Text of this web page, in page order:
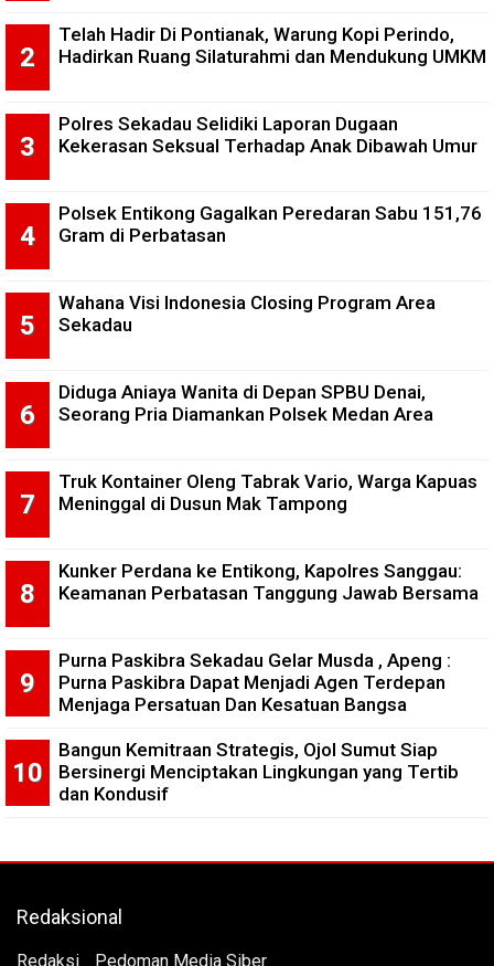
Telah Hadir Di Pontianak, Warung Kopi Perindo,
Hadirkan Ruang Silaturahmi dan Mendukung UMKM
Polres Sekadau Selidiki Laporan Dugaan
Kekerasan Seksual Terhadap Anak Dibawah Umur
Polsek Entikong Gagalkan Peredaran Sabu 151,76
Gram di Perbatasan
Wahana Visi Indonesia Closing Program Area
Sekadau
Diduga Aniaya Wanita di Depan SPBU Denai,
Seorang Pria Diamankan Polsek Medan Area
Truk Kontainer Oleng Tabrak Vario, Warga Kapuas
Meninggal di Dusun Mak Tampong
Kunker Perdana ke Entikong, Kapolres Sanggau:
Keamanan Perbatasan Tanggung Jawab Bersama
Purna Paskibra Sekadau Gelar Musda , Apeng :
Purna Paskibra Dapat Menjadi Agen Terdepan
Menjaga Persatuan Dan Kesatuan Bangsa
Bangun Kemitraan Strategis, Ojol Sumut Siap
Bersinergi Menciptakan Lingkungan yang Tertib
dan Kondusif
Redaksional
Redaksi Pedoman Media Siber